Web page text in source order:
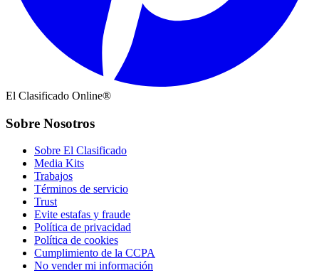
El Clasificado Online®
Sobre Nosotros
Sobre El Clasificado
Media Kits
Trabajos
Términos de servicio
Trust
Evite estafas y fraude
Política de privacidad
Política de cookies
Cumplimiento de la CCPA
No vender mi información